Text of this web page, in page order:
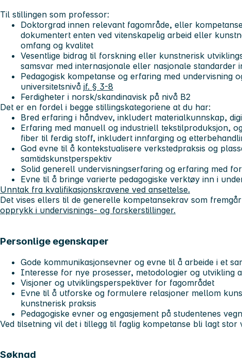
Til stillingen som professor:
Doktorgrad innen relevant fagområde, eller
dokumentert enten ved vitenskapelig arbeid eller
omfang og kvalitet
Vesentlige bidrag til forskning eller kunstnerisk
samsvar med internasjonale eller nasjonale standarder
Pedagogisk kompetanse og erfaring med undervisning
universitetsnivå jf. § 3-8
Ferdigheter i norsk/skandinavisk på nivå B2
Det er en fordel i begge stillingskategoriene at du har:
Bred erfaring i håndvev, inkludert materialkunnskap,
Erfaring med manuell og industriell tekstilproduksjon,
fiber til ferdig stoff, inkludert innfarging og
God evne til å kontekstualisere verkstedpraksis og
samtidskunstperspektiv
Solid generell undervisningserfaring og erfaring med
Evne til å bringe varierte pedagogiske verktøy inn i
Unntak fra kvalifikasjonskravene ved ansettelse.
Det vises ellers til de generelle kompetansekrav som
opprykk i undervisnings- og forskerstillinger.
Personlige egenskaper
Gode kommunikasjonsevner og evne til å arbeide i et
Interesse for nye prosesser, metodologier og utvikling
Visjoner og utviklingsperspektiver for fagområdet
Evne til å utforske og formulere relasjoner mellom
kunstnerisk praksis
Pedagogiske evner og engasjement på studentenes
Ved tilsetning vil det i tillegg til faglig kompetanse bli lagt stor
Søknad